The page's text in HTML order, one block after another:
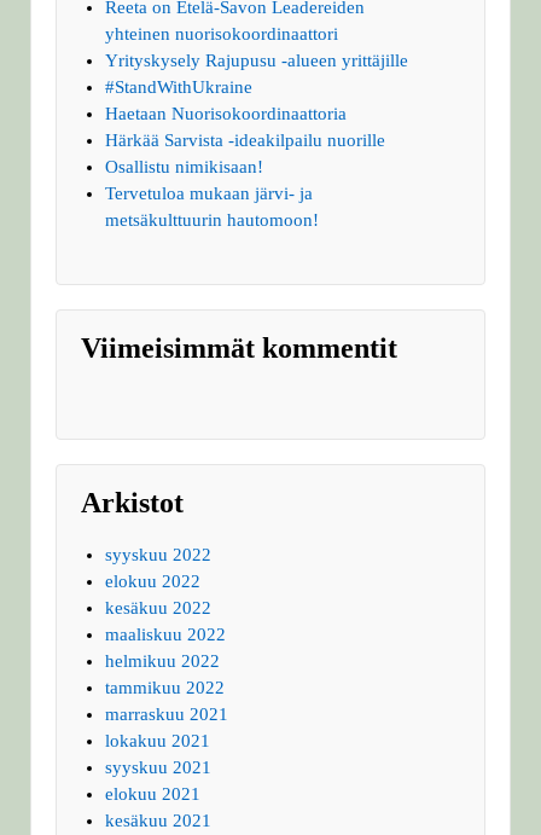
Reeta on Etelä-Savon Leadereiden
yhteinen nuorisokoordinaattori
Yrityskysely Rajupusu -alueen yrittäjille
#StandWithUkraine
Haetaan Nuorisokoordinaattoria
Härkää Sarvista -ideakilpailu nuorille
Osallistu nimikisaan!
Tervetuloa mukaan järvi- ja
metsäkulttuurin hautomoon!
Viimeisimmät kommentit
Arkistot
syyskuu 2022
elokuu 2022
kesäkuu 2022
maaliskuu 2022
helmikuu 2022
tammikuu 2022
marraskuu 2021
lokakuu 2021
syyskuu 2021
elokuu 2021
kesäkuu 2021